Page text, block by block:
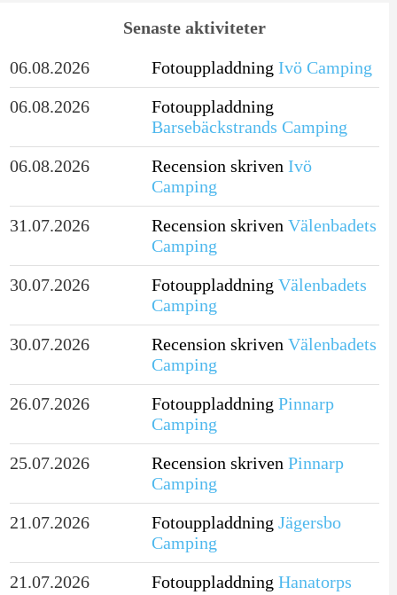
Senaste aktiviteter
06.08.2026 Fotouppladdning Ivö Camping
06.08.2026
Fotouppladdning
Barsebäckstrands Camping
06.08.2026
Recension skriven Ivö
Camping
31.07.2026
Recension skriven Välenbadets
Camping
30.07.2026
Fotouppladdning Välenbadets
Camping
30.07.2026
Recension skriven Välenbadets
Camping
26.07.2026
Fotouppladdning Pinnarp
Camping
25.07.2026
Recension skriven Pinnarp
Camping
21.07.2026
Fotouppladdning Jägersbo
Camping
21.07.2026
Fotouppladdning Hanatorps